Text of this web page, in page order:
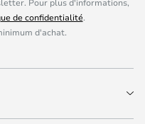
de confidentialité.
d'achat.